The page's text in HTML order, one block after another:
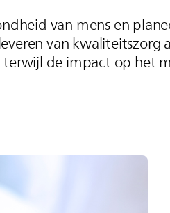
van mens en
van
de impact op het